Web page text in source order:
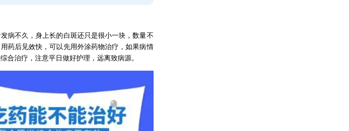
不久，身上长的白斑还只是很小一块，数量不
药后见效快，可以先用外涂药物治疗，如果病情
合治疗，注意平日做好护理，远离致病源。